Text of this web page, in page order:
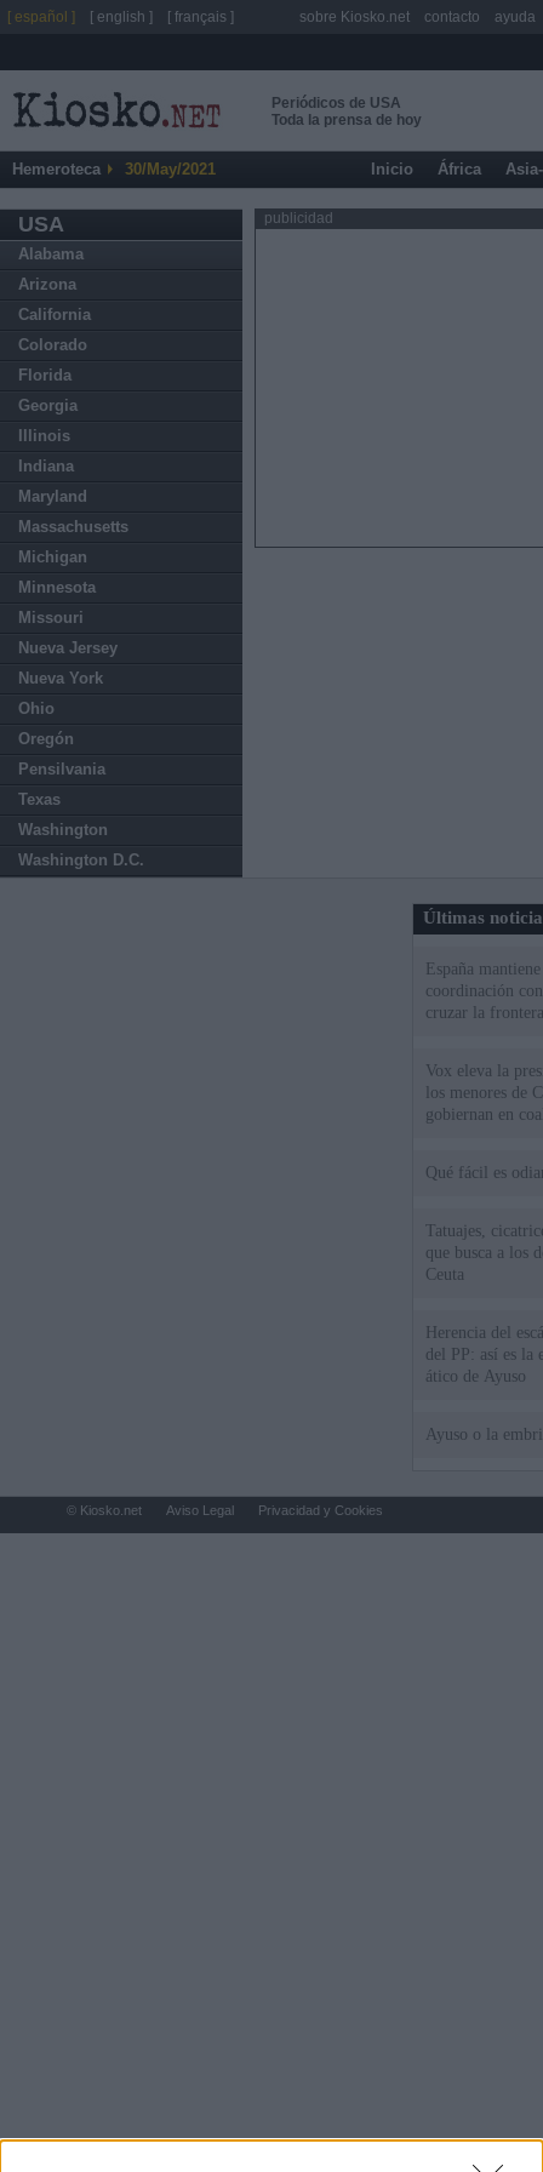
Periódicos de USA
Toda la prensa de hoy
Hemeroteca 30/May/2021 Inicio África
USA
Alabama
Arizona
California
Colorado
Florida
Georgia
Illinois
Indiana
Maryland
Massachusetts
Michigan
Minnesota
Missouri
Nueva Jersey
Nueva York
Ohio
Oregón
Pensilvania
Texas
Washington
Washington D.C.
publicidad
Últimas
España
coordinación
cruzar la
Vox eleva la
los menores de
gobiernan en
Qué fácil es
Tatuajes,
que busca a los
Ceuta
Herencia del
del PP: así es la
ático de Ayuso
Ayuso o la
[ español ] [ english ] [ français ] sobre Kiosko.net contacto ayuda
© Kiosko.net Aviso Legal Privacidad y Cookies